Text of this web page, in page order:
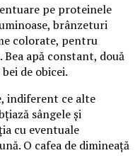
pe proteinele
brânzeturi
colorate, pentru
apă constant, două
de obicei.
indiferent ce alte
sângele și
cu eventuale
O cafea de dimineață